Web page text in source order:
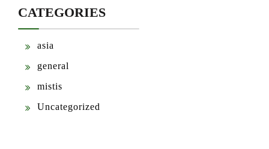
CATEGORIES
asia
general
mistis
Uncategorized